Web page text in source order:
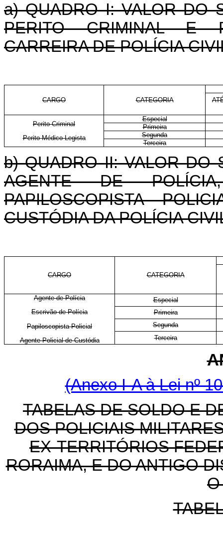
a) QUADRO I: VALOR DO
PERITO CRIMINAL E
CARREIRA DE POLÍCIA
CARGO CATEGORIA
Perito Criminal
Perito Médico-Legista
Especial
Primeira
Segunda
Terceira
b) QUADRO II: VALOR DO
AGENTE DE
PAPILOSCOPISTA
CUSTÓDIA DA POLÍCIA
CARGO CATEGORIA
Agente de Polícia
Escrivão de Polícia
Papiloscopista Policial
Agente Policial de Custódia
Especial
Primeira
Segunda
Terceira
(Anexo I-A à Lei nº
TABELAS DE SOLDO E
DOS POLICIAIS
EX-TERRITÓRIOS
RORAIMA, E DO ANTIGO
O